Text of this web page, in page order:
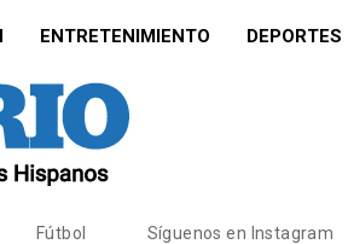
ENTRETENIMIENTO DEPORTES
Fútbol Síguenos en Instagram